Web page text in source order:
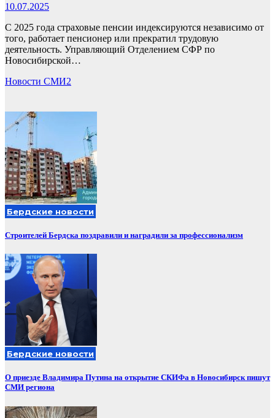
10.07.2025
С 2025 года страховые пенсии индексируются независимо от
того, работает пенсионер или прекратил трудовую
деятельность. Управляющий Отделением СФР по
Новосибирской…
Новости СМИ2
Бердские новости
Строителей Бердска поздравили и наградили за профессионализм
Бердские новости
О приезде Владимира Путина на открытие СКИФа в Новосибирск пишут
СМИ региона